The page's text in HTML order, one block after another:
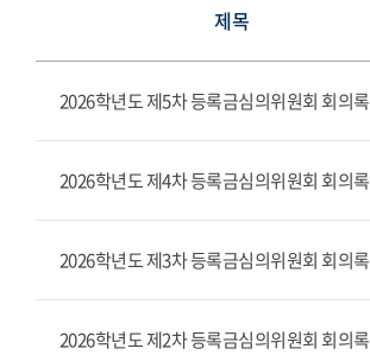
제목
2026학년도 제5차 등록금심의위원회 회의록
2026학년도 제4차 등록금심의위원회 회의록
2026학년도 제3차 등록금심의위원회 회의록
2026학년도 제2차 등록금심의위원회 회의록